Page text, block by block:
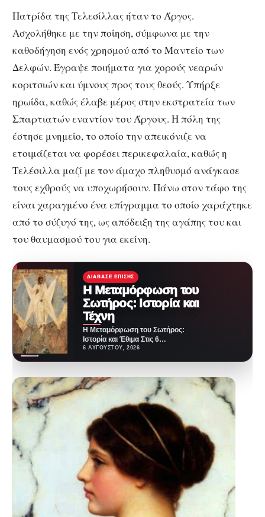
Πατρίδα της Τελεσίλλας ήταν το Άργος.
Ασχολήθηκε με την ποίηση, σύμφωνα με την
καθοδήγηση ενός χρησμού από το Μαντείο των
Δελφών. Έγραψε ποιήματα για χορούς νεαρών
κοριτσιών και ύμνους προς τους θεούς. Υπήρξε
ηρωίδα, καθώς έλαβε μέρος στην εκστρατεία των
Σπαρτιατών εναντίον του Άργους. Η πόλη της
έστησε μνημείο, το οποίο την απεικόνιζε να
ετοιμάζεται να φορέσει περικεφαλαία, καθώς η
Τελέσιλλα μαζί με τον άμαχο πληθυσμό ανάγκασε
τους εχθρούς να υποχωρήσουν. Πάνω στον τάφο της
είναι χαραγμένο ένα επίγραμμα το οποίο χαράχτηκε
από το σύζυγό της, ως απόδειξη της αγάπης του και
του θαυμασμού του για εκείνη.
ΔΙΆΒΑΣΕ ΕΠΊΣΗΣ
Η Μεταμόρφωση του
Σωτήρος: Ιστορία και
Τέχνη
Η Μεταμόρφωση του Σωτήρος:
Ιστορία και Έθιμα Στις 6
Αυγούστου η ορθόδοξη
6 ΑΥΓΟΎΣΤΟΥ, 2026